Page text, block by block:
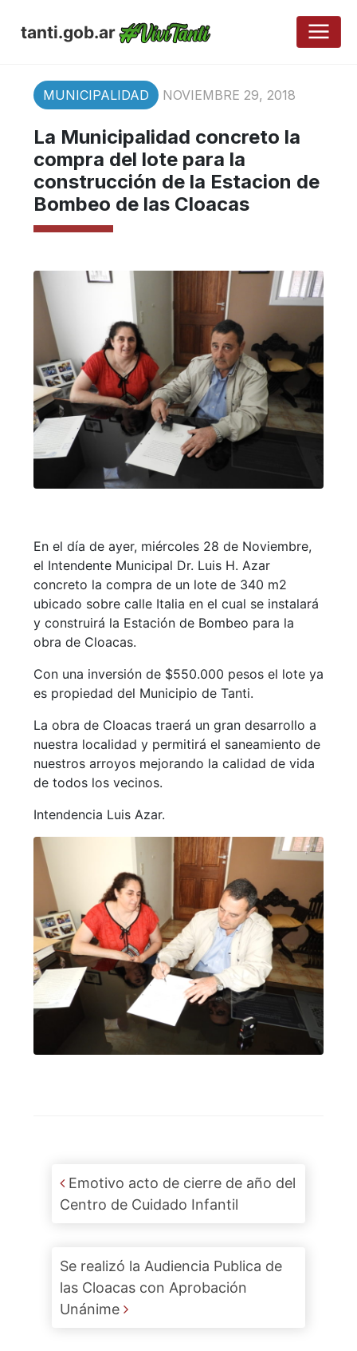
tanti.gob.ar
MUNICIPALIDAD NOVIEMBRE 29, 2018
La Municipalidad concreto la
compra del lote para la
construcción de la Estacion de
Bombeo de las Cloacas
En el día de ayer, miércoles 28 de Noviembre,
el Intendente Municipal Dr. Luis H. Azar
concreto la compra de un lote de 340 m2
ubicado sobre calle Italia en el cual se instalará
y construirá la Estación de Bombeo para la
obra de Cloacas.
Con una inversión de $550.000 pesos el lote ya
es propiedad del Municipio de Tanti.
La obra de Cloacas traerá un gran desarrollo a
nuestra localidad y permitirá el saneamiento de
nuestros arroyos mejorando la calidad de vida
de todos los vecinos.
Intendencia Luis Azar.
Post navigation
Emotivo acto de cierre de año del
Centro de Cuidado Infantil
Se realizó la Audiencia Publica de
las Cloacas con Aprobación
Unánime